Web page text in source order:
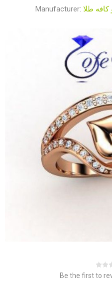
Manufacturer: طلا
Be the first to